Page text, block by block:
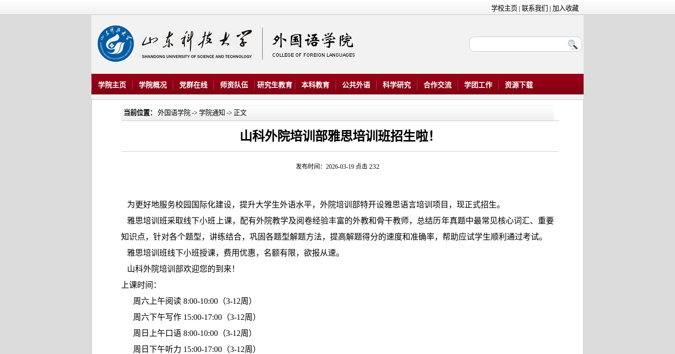
学校主页 | 联系我们 | 加入收藏
学院主页 学院概况 党群在线 师资队伍 研究生教育 本科教育 公共外语 科学研究 合作交流 学团工作 资源下载
当前位置： 外国语学院 -> 学院通知 -> 正文
山科外院培训部雅思培训班招生啦！
发布时间：2026-03-19 点击 232
为更好地服务校园国际化建设，提升大学生外语水平，外院培训部特开设雅思语言培训项目，现正式招生。
雅思培训班采取线下小班上课，配有外院教学及阅卷经验丰富的外教和骨干教师，总结历年真题中最常见核心词汇、重要
知识点，针对各个题型，讲练结合，巩固各题型解题方法，提高解题得分的速度和准确率，帮助应试学生顺利通过考试。
雅思培训班线下小班授课，费用优惠，名额有限，欲报从速。
山科外院培训部欢迎您的到来！
上课时间：
周六上午阅读 8:00-10:00（3-12周）
周六下午写作 15:00-17:00（3-12周）
周日上午口语 8:00-10:00（3-12周）
周日下午听力 15:00-17:00 （3-12周）